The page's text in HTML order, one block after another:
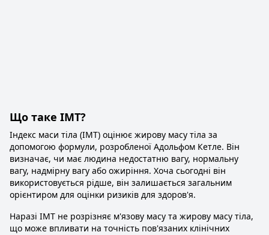
Що таке ІМТ?
Індекс маси тіла (ІМТ) оцінює жирову масу тіла за
допомогою формули, розробленої Адольфом Кетле. Він
визначає, чи має людина недостатню вагу, нормальну
вагу, надмірну вагу або ожиріння. Хоча сьогодні він
використовується рідше, він залишається загальним
орієнтиром для оцінки ризиків для здоров'я.
Наразі ІМТ не розрізняє м'язову масу та жирову масу тіла,
що може впливати на точність пов'язаних клінічних